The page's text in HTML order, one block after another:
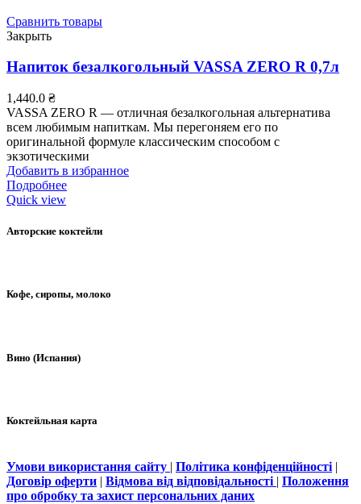
Сравнить товары
Закрыть
Напиток безалкогольный VASSA ZERO R 0,7л
1,440.0 ₴
VASSA ZERO R — отличная безалкогольная альтернатива
всем любимым напиткам. Мы перегоняем его по
оригинальной формуле классическим способом с
экзотическими
Добавить в избранное
Подробнее
Quick view
Авторские коктейли
Кофе, сиропы, молоко
Вино (Испания)
Коктейльная карта
Умови використання сайту | Політика конфіденційності |
Договір оферти | Відмова від відповідальності | Положення
про обробку та захист персональних даних